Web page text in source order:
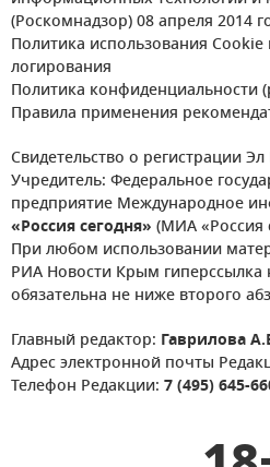
(Роскомнадзор) 08 апреля 2014
Политика использования Cookie
логирования
Политика конфиденциальности
Правила применения
Свидетельство о регистрации
Учредитель: Федеральное
предприятие Международное
«Россия сегодня» (МИА «Россия
При любом использовании
РИА Новости Крым
обязательна не ниже второго
Главный редактор: Гаврилова
Адрес электронной почты
Телефон Редакции: 7 (495) 645-